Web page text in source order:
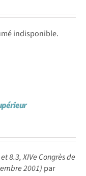
indisponible.
8.3, XIVe Congrès de
2001) par